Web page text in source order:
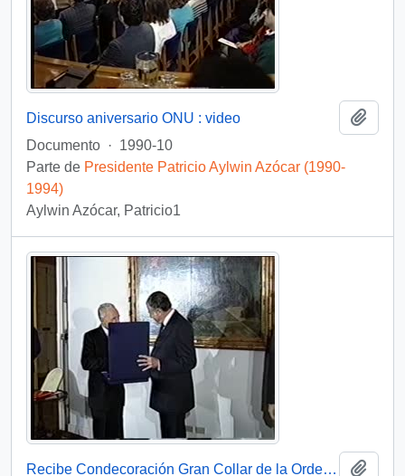
Discurso aniversario ONU : video
Documento · 1990-10
Parte de Presidente Patricio Aylwin Azócar (1990-
1994)
Aylwin Azócar, Patricio1
Recibe Condecoración Gran Collar de la Orden de Malta : vídeo